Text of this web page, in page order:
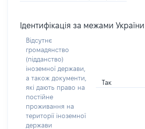
Ідентифікація за межами України
Відсутнє
громадянство
(підданство)
іноземної держави,
а також документи,
які дають право на
постійне
проживання на
території іноземної
держави
Так